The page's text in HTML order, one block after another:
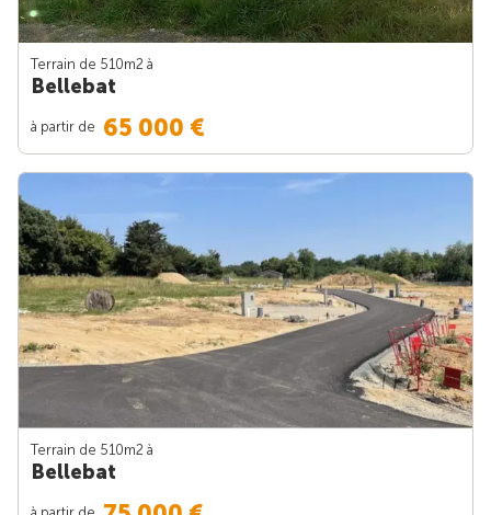
Terrain de 510m2 à
Bellebat
à partir de 65 000 €
Terrain de 510m2 à
Bellebat